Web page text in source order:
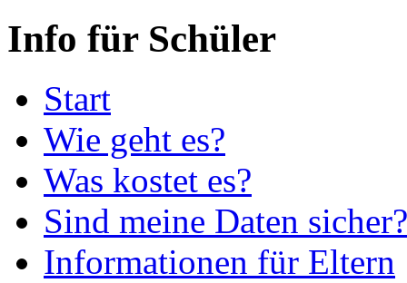
Info für Schüler
Start
Wie geht es?
Was kostet es?
Sind meine Daten sicher?
Informationen für Eltern